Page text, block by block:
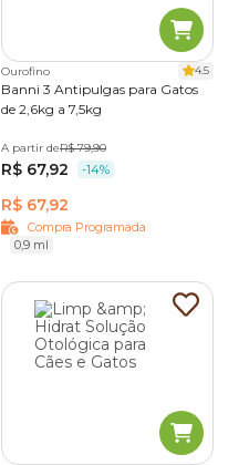
Ourofino 4.5
Banni 3 Antipulgas para Gatos
de 2,6kg a 7,5kg
A partir deR$ 79,90
R$ 67,92 -14%
R$ 67,92
Compra Programada
0,9 ml